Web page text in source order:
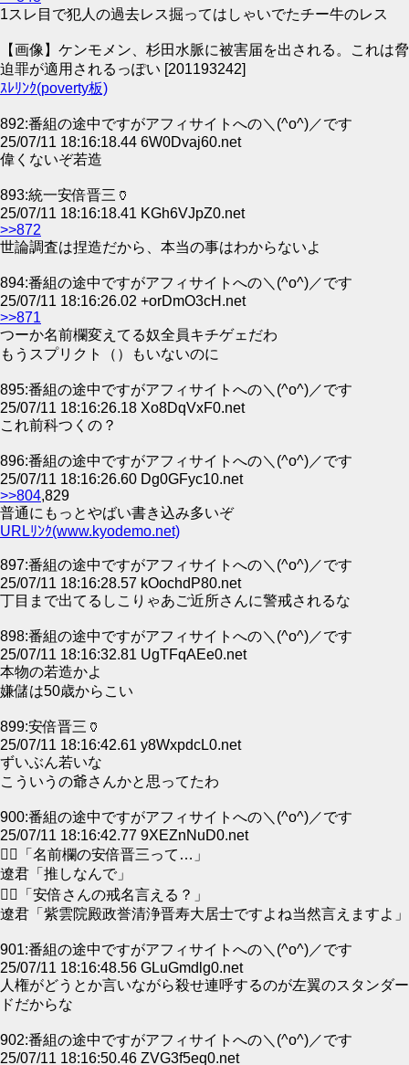
1スレ目で犯人の過去レス掘ってはしゃいでたチー牛のレス
【画像】ケンモメン、杉田水脈に被害届を出される。これは脅
迫罪が適用されるっぽい [201193242]
ｽﾚﾘﾝｸ(poverty板)
892:番組の途中ですがアフィサイトへの＼(^o^)／です
25/07/11 18:16:18.44 6W0Dvaj60.net
偉くないぞ若造
893:統一安倍晋三🏺
25/07/11 18:16:18.41 KGh6VJpZ0.net
>>872
世論調査は捏造だから、本当の事はわからないよ
894:番組の途中ですがアフィサイトへの＼(^o^)／です
25/07/11 18:16:26.02 +orDmO3cH.net
>>871
つーか名前欄変えてる奴全員キチゲェだわ
もうスプリクト（）もいないのに
895:番組の途中ですがアフィサイトへの＼(^o^)／です
25/07/11 18:16:26.18 Xo8DqVxF0.net
これ前科つくの？
896:番組の途中ですがアフィサイトへの＼(^o^)／です
25/07/11 18:16:26.60 Dg0GFyc10.net
>>804,829
普通にもっとやばい書き込み多いぞ
URLﾘﾝｸ(www.kyodemo.net)
897:番組の途中ですがアフィサイトへの＼(^o^)／です
25/07/11 18:16:28.57 kOochdP80.net
丁目まで出てるしこりゃあご近所さんに警戒されるな
898:番組の途中ですがアフィサイトへの＼(^o^)／です
25/07/11 18:16:32.81 UgTFqAEe0.net
本物の若造かよ
嫌儲は50歳からこい
899:安倍晋三🏺
25/07/11 18:16:42.61 y8WxpdcL0.net
ずいぶん若いな
こういうの爺さんかと思ってたわ
900:番組の途中ですがアフィサイトへの＼(^o^)／です
25/07/11 18:16:42.77 9XEZnNuD0.net
👮‍♂「名前欄の安倍晋三って…」
遼君「推しなんで」
👮‍♂「安倍さんの戒名言える？」
遼君「紫雲院殿政誉清浄晋寿大居士ですよね当然言えますよ」
901:番組の途中ですがアフィサイトへの＼(^o^)／です
25/07/11 18:16:48.56 GLuGmdlg0.net
人権がどうとか言いながら殺せ連呼するのが左翼のスタンダー
ドだからな
902:番組の途中ですがアフィサイトへの＼(^o^)／です
25/07/11 18:16:50.46 ZVG3f5eq0.net